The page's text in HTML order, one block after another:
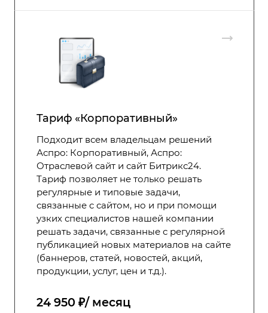
Тариф «Корпоративный»
Подходит всем владельцам решений
Аспро: Корпоративный, Аспро:
Отраслевой сайт и сайт Битрикс24.
Тариф позволяет не только решать
регулярные и типовые задачи,
связанные с сайтом, но и при помощи
узких специалистов нашей компании
решать задачи, связанные с регулярной
публикацией новых материалов на сайте
(баннеров, статей, новостей, акций,
продукции, услуг, цен и т.д.).
24 950 ₽/ месяц